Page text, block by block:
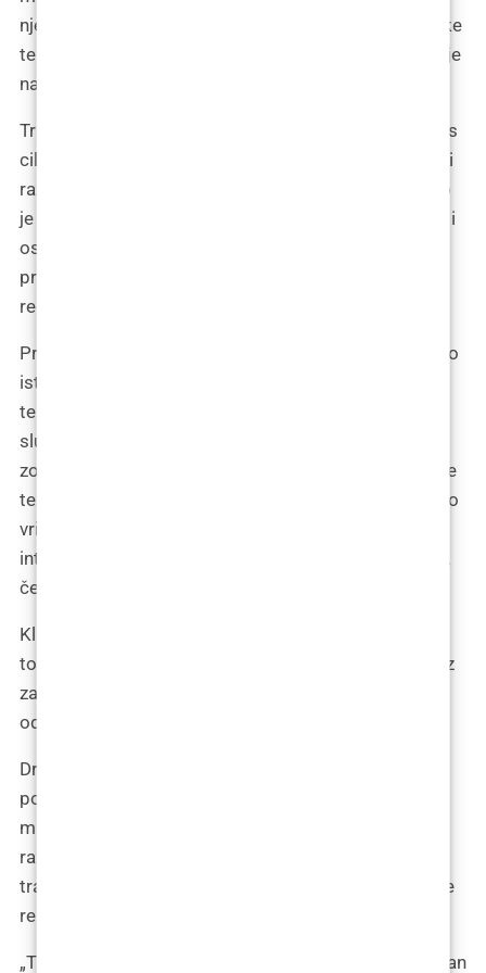
njegom, te popusti na dodatne terapije poput laserske
terapije ili PRP (plazma bogata trombocitima) terapije
nakon transplantacije.
Transplantacija kose doživjela je značajan napredak, s
ciljem postizanja rezultata gdje se ne može primijetiti
razlika između transplantirane i prirodne kose. Važno
je ne samo imati pokrivenost područja bez kose, već i
osigurati da transplantacija bude neprimjetna i
prirodna, bez prekomjernog opterećenja donorske
regije.
Prije odluke o transplantaciji, preporučuje se temeljito
istraživanje, uključujući i razmatranje alternativnih
terapija koje bi mogle biti učinkovitije u nekim
slučajevima. Moguće je postupno popunjavati veće
zone, čime se dijele ukupni troškovi, a istovremeno se
teži postizanju prirodnog izgleda. Važno je razmisliti o
vrijednosti i značaju dobrog rezultata, jer neuspješna
intervencija može dovesti do potrebe za korektivnim,
često složenijim i skupljim zahvatima.
Klinike su uvijek dostupne za konzultacije, pružajući
točne informacije i odgovore na sva pitanja vezana uz
zahvat, kako bi pacijenti mogli donijeti informiranu
odluku.
Dr. Ana Maletić, priznata stručnjakinja iz Zagreba na
području transplantacije kose, podijelila je svoje
mišljenje o ovoj temi. Dr. Maletić pruža nova
razmišljanja koja obogaćuju razumijevanje
transplantacije kose, posebice naglašavajući aspekte
relevantne za Zagreb i šire.
„Transplantacija kose, kao izrazito delikatan i napredan